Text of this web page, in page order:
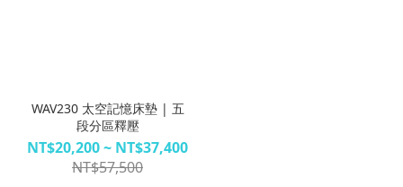
WAV230 太空記憶床墊 | 五
段分區釋壓
NT$20,200 ~ NT$37,400
NT$57,500